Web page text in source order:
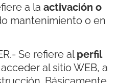
a la activación o
mantenimiento o en
Se refiere alperfil
al sitio WEB, a